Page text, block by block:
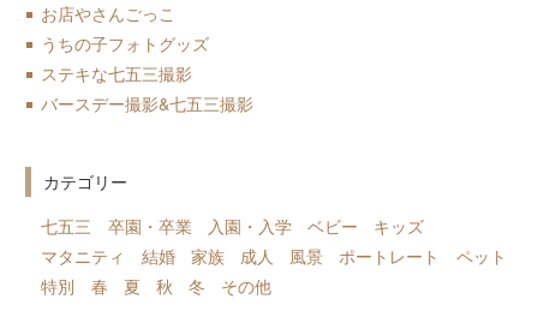
お店やさんごっこ
うちの子フォトグッズ
ステキな七五三撮影
バースデー撮影&七五三撮影
カテゴリー
七五三
卒園・卒業 入園・入学 ベビー
キッズ
マタニティ
結婚 家族 成人 風景 ポートレート
ペット
特別
春 夏 秋 冬 その他